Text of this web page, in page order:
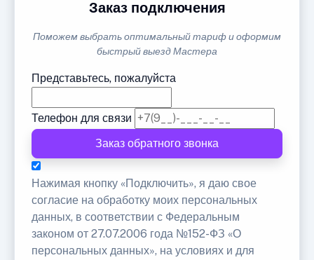
Заказ подключения
Поможем выбрать оптимальный тариф и оформим
быстрый выезд Мастера
Представьтесь, пожалуйста
Телефон для связи
Заказ обратного звонка
Нажимая кнопку «Подключить», я даю свое
согласие на обработку моих персональных
данных, в соответствии с Федеральным
законом от 27.07.2006 года №152-ФЗ «О
персональных данных», на условиях и для